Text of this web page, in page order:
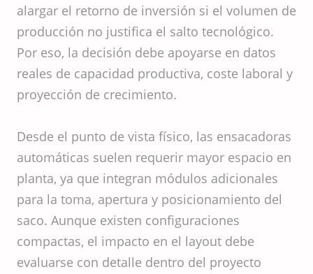
alargar el retorno de inversión si el volumen de
producción no justifica el salto tecnológico.
Por eso, la decisión debe apoyarse en datos
reales de capacidad productiva, coste laboral y
proyección de crecimiento.
Desde el punto de vista físico, las ensacadoras
automáticas suelen requerir mayor espacio en
planta, ya que integran módulos adicionales
para la toma, apertura y posicionamiento del
saco. Aunque existen configuraciones
compactas, el impacto en el layout debe
evaluarse con detalle dentro del proyecto